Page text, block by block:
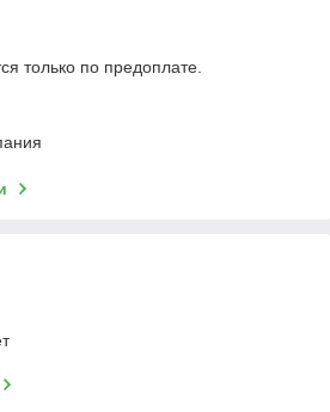
только по предоплате.